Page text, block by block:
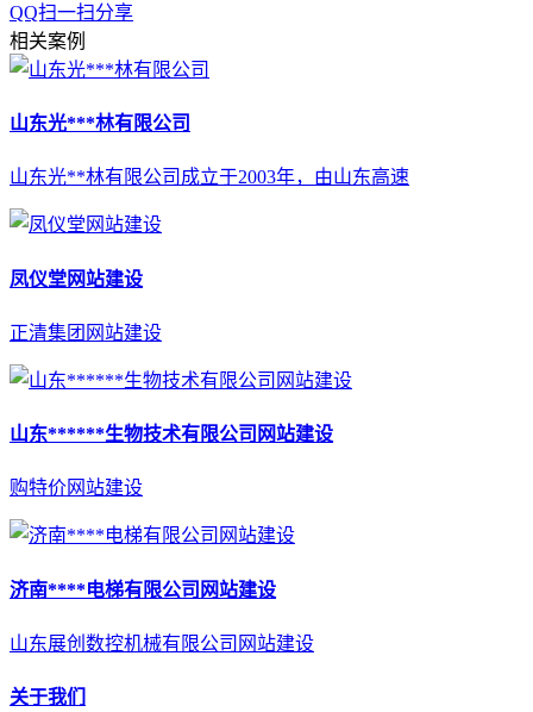
QQ扫一扫分享
相关案例
山东光***林有限公司
山东光**林有限公司成立于2003年，由山东高速
凤仪堂网站建设
正清集团网站建设
山东******生物技术有限公司网站建设
购特价网站建设
济南****电梯有限公司网站建设
山东展创数控机械有限公司网站建设
关于我们